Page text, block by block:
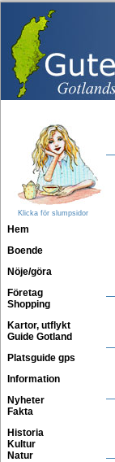
Klicka för slumpsidor
Hem
Boende
Nöje/göra
Företag
Shopping
Kartor, utflykt
Guide Gotland
Platsguide gps
Information
Nyheter
Fakta
Historia
Kultur
Natur